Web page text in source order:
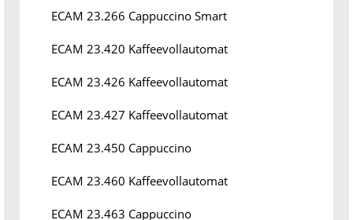
ECAM 23.266 Cappuccino Smart
ECAM 23.420 Kaffeevollautomat
ECAM 23.426 Kaffeevollautomat
ECAM 23.427 Kaffeevollautomat
ECAM 23.450 Cappuccino
ECAM 23.460 Kaffeevollautomat
ECAM 23.463 Cappuccino